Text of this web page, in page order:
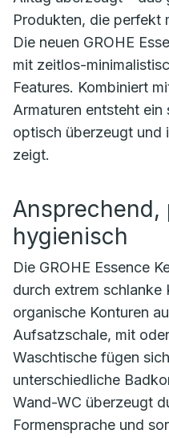
Produkten, die perfekt
Die neuen GROHE
mit zeitlos-
Features. Kombiniert
Armaturen entsteht ein
optisch überzeugt und
zeigt.
hygienisch
Die GROHE Essence
durch extrem schlanke
organische Konturen
Aufsatzschale, mit
Waschtische fügen
unterschiedliche
Wand-WC überzeugt
Formensprache und